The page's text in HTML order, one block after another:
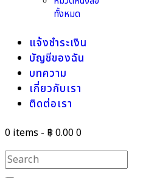
ทั้งหมด
แจ้งชำระเงิน
บัญชีของฉัน
บทความ
เกี่ยวกับเรา
ติดต่อเรา
0 items - ฿ 0.000